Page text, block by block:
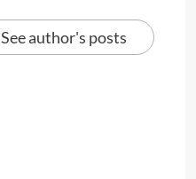
See author's posts